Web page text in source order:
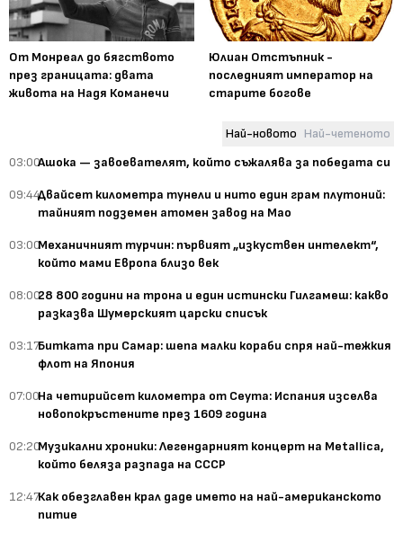
От Монреал до бягството
през границата: двата
живота на Надя Команечи
Юлиан Отстъпник -
последният император на
старите богове
Най-новото Най-четеното
03:00Ашока — завоевателят, който съжалява за победата си
09:44Двайсет километра тунели и нито един грам плутоний:
тайният подземен атомен завод на Мао
03:00Механичният турчин: първият „изкуствен интелект“,
който мами Европа близо век
08:0028 800 години на трона и един истински Гилгамеш: какво
разказва Шумерският царски списък
03:17Битката при Самар: шепа малки кораби спря най-тежкия
флот на Япония
07:00На четирийсет километра от Сеута: Испания изселва
новопокръстените през 1609 година
02:20Музикални хроники: Легендарният концерт на Metallica,
който беляза разпада на СССР
12:47Как обезглавен крал даде името на най-американското
питие